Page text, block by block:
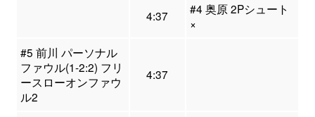
4:37
#4 奥原 2Pシュート
×
#5 前川 パーソナル
ファウル(1-2:2) フリ
ースローオンファウ
ル2
4:37